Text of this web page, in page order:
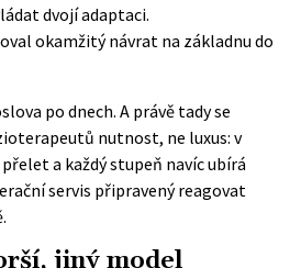
dvojí adaptaci.
okamžitý návrat na základnu do
po dnech. A právě tady se
nutnost, ne luxus: v
a každý stupeň navíc ubírá
servis připravený reagovat
jiný model